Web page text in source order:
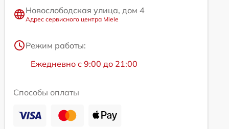
Новослободская улица, дом 4
Адрес сервисного центра Miele
Режим работы:
Ежедневно с 9:00 до 21:00
Способы оплаты